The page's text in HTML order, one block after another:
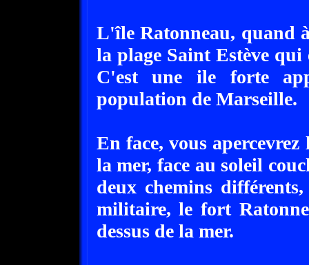
L'île Ratonneau, quand
la plage Saint Estève qui
C'est une ile forte
population de Marseille.
En face, vous
la mer, face au soleil
deux chemins
militaire, le fort
dessus de la mer.